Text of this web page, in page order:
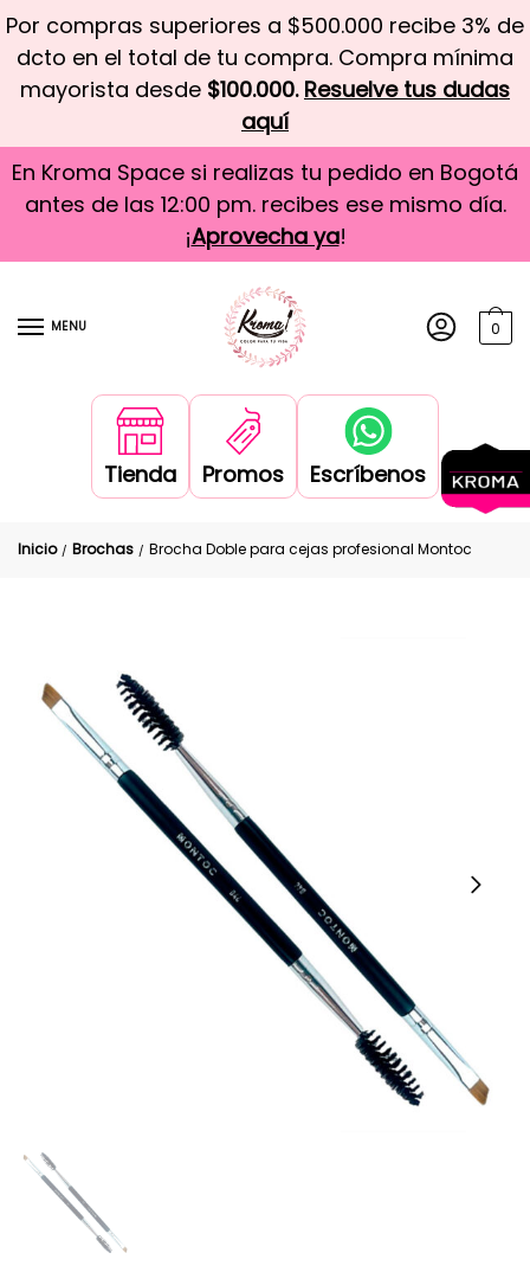
Por compras superiores a $500.000 recibe 3% de
dcto en el total de tu compra. Compra mínima
mayorista desde $100.000. Resuelve tus dudas
aquí
En Kroma Space si realizas tu pedido en Bogotá
antes de las 12:00 pm. recibes ese mismo día.
¡Aprovecha ya!
MENU 0
Tienda Promos Escríbenos
Inicio / Brochas / Brocha Doble para cejas profesional Montoc